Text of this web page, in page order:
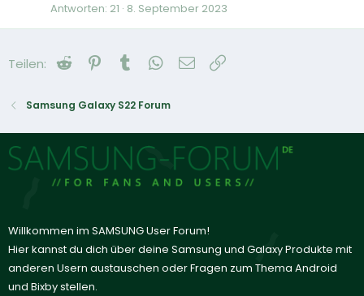
Antworten 21 8. September 2023
Teilen: Reddit Pinterest
Tumblr WhatsApp
E-Mail
Samsung Galaxy S22 Forum
Willkommen im SAMSUNG User Forum!
Hier kannst du dich über deine Samsung und Galaxy Produkte mit
anderen Usern austauschen oder Fragen zum Thema Android
und Bixby stellen.